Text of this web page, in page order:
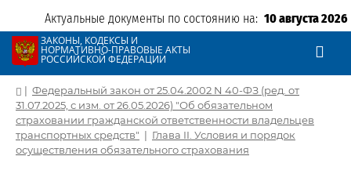
Актуальные документы по состоянию на: 10 августа 2026
ЗАКОНЫ, КОДЕКСЫ И
НОРМАТИВНО-ПРАВОВЫЕ АКТЫ
РОССИЙСКОЙ ФЕДЕРАЦИИ
| Федеральный закон от 25.04.2002 N 40-ФЗ (ред. от
31.07.2025, с изм. от 26.05.2026) "Об обязательном
страховании гражданской ответственности владельцев
транспортных средств" | Глава II. Условия и порядок
осуществления обязательного страхования